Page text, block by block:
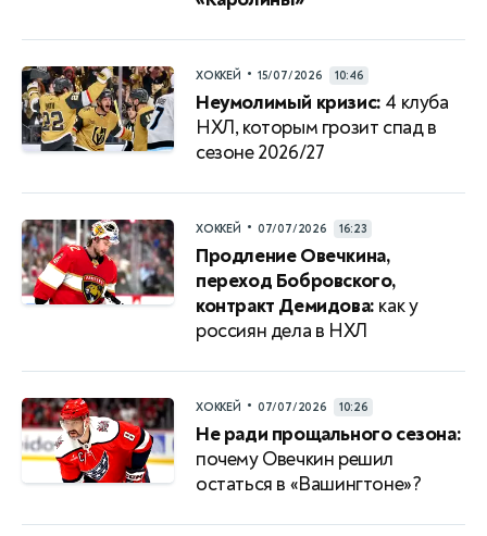
ХОККЕЙ • 15/07/2026 10:46
Неумолимый кризис: 4 клуба
НХЛ, которым грозит спад в
сезоне 2026/27
ХОККЕЙ • 07/07/2026 16:23
Продление Овечкина,
переход Бобровского,
контракт Демидова: как у
россиян дела в НХЛ
ХОККЕЙ • 07/07/2026 10:26
Не ради прощального сезона:
почему Овечкин решил
остаться в «Вашингтоне»?